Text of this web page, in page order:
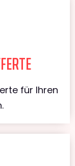
für Ihren